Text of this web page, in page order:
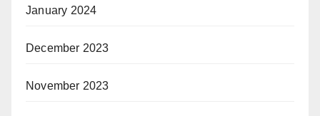
January 2024
December 2023
November 2023